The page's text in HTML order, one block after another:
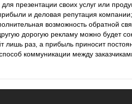
презентации своих услуг или
и деловая репутация компании;
возможность обратной
дорогую рекламу можно будет
лишь раз, а прибыль приносит
коммуникации между